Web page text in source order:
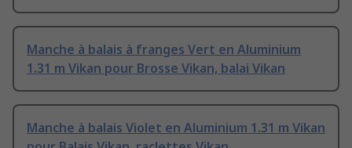
Manche à balais à franges Vert en Aluminium
1.31 m Vikan pour Brosse Vikan, balai Vikan
Manche à balais Violet en Aluminium 1.31 m Vikan